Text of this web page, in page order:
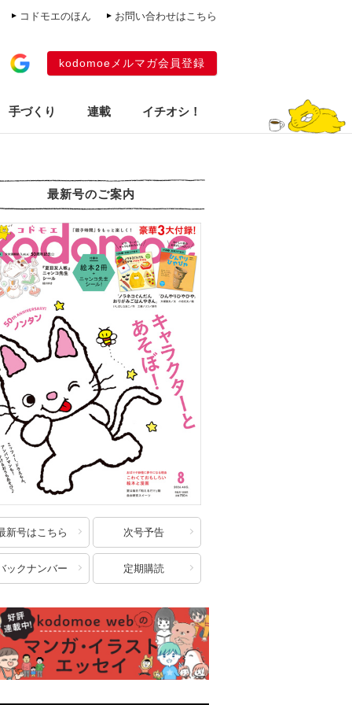
コドモエのほん お問い合わせはこちら
kodomoeメルマガ会員登録
手づくり 連載 イチオシ！
最新号のご案内
新号はこちら 次号予告
ックナンバー 定期購読